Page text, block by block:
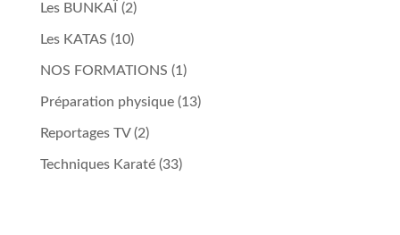
Les BUNKAÏ (2)
Les KATAS (10)
NOS FORMATIONS (1)
Préparation physique(13)
Reportages TV(2)
Techniques Karaté(33)